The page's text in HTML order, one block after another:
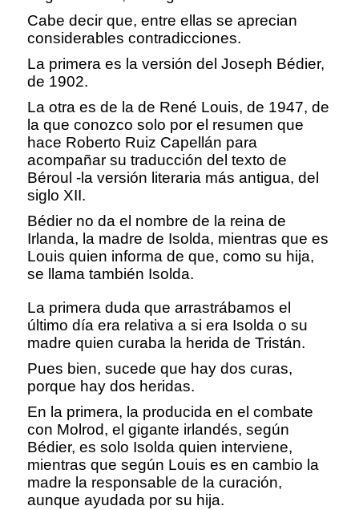
Cabe decir que, entre ellas se aprecian
considerables contradicciones.
La primera es la versión del Joseph Bédier,
de 1902.
La otra es de la de René Louis, de 1947, de
la que conozco solo por el resumen que
hace Roberto Ruiz Capellán para
acompañar su traducción del texto de
Béroul -la versión literaria más antigua, del
siglo XII.
Bédier no da el nombre de la reina de
Irlanda, la madre de Isolda, mientras que es
Louis quien informa de que, como su hija,
se llama también Isolda.
La primera duda que arrastrábamos el
último día era relativa a si era Isolda o su
madre quien curaba la herida de Tristán.
Pues bien, sucede que hay dos curas,
porque hay dos heridas.
En la primera, la producida en el combate
con Molrod, el gigante irlandés, según
Bédier, es solo Isolda quien interviene,
mientras que según Louis es en cambio la
madre la responsable de la curación,
aunque ayudada por su hija.